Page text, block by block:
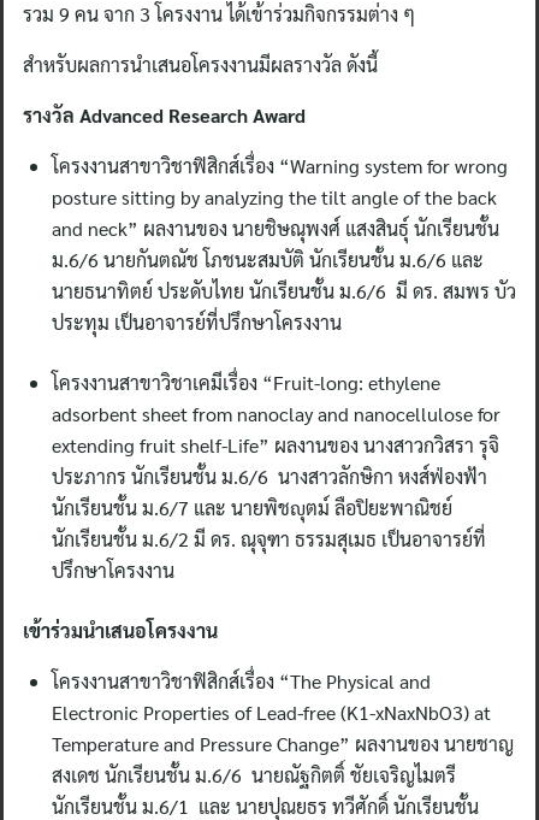
รวม 9 คน จาก 3 โครงงาน ได้เข้าร่วมกิจกรรมต่าง ๆ
สำหรับผลการนำเสนอโครงงานมีผลรางวัล ดังนี้
รางวัล Advanced Research Award
โครงงานสาขาวิชาฟิสิกส์เรื่อง “Warning system for wrong
posture sitting by analyzing the tilt angle of the back
and neck” ผลงานของ นายชิษณุพงศ์ แสงสินธุ์ นักเรียนชั้น
ม.6/6 นายกันตณัช โภชนะสมบัติ นักเรียนชั้น ม.6/6 และ
นายธนาทิตย์ ประดับไทย นักเรียนชั้น ม.6/6 มี ดร. สมพร บัว
ประทุม เป็นอาจารย์ที่ปรึกษาโครงงาน
โครงงานสาขาวิชาเคมีเรื่อง “Fruit-long: ethylene
adsorbent sheet from nanoclay and nanocellulose for
extending fruit shelf-Life” ผลงานของ นางสาวกวิสรา รุจิ
ประภากร นักเรียนชั้น ม.6/6 นางสาวลักษิกา หงส์ฟ่องฟ้า
นักเรียนชั้น ม.6/7 และ นายพิชญุตม์ ลือปิยะพาณิชย์
นักเรียนชั้น ม.6/2 มี ดร. ณุจุฑา ธรรมสุเมธ เป็นอาจารย์ที่
ปรึกษาโครงงาน
เข้าร่วมนำเสนอโครงงาน
โครงงานสาขาวิชาฟิสิกส์เรื่อง “The Physical and
Electronic Properties of Lead-free (K1-xNaxNbO3) at
Temperature and Pressure Change” ผลงานของ นายชาญ
สงเดช นักเรียนชั้น ม.6/6 นายณัฐกิตติ์ ชัยเจริญไมตรี
นักเรียนชั้น ม.6/1 และ นายปุณยธร ทวีศักดิ์ นักเรียนชั้น